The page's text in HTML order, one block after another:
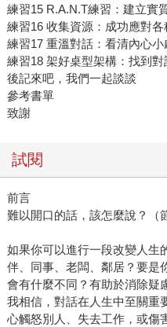
練習15 R.A.N.T練習：建立實
練習16 收集資源：成功應對各
練習17 重溫對話：看清內心小
練習18 架好桌型架構：找到
後記來吧，我們一起談談
參考書單
致謝
試閱
前言
難以開口的話，該怎麼說？（
如果你可以進行一段改變人生
伴、同事、老闆、鄰居？要是
會有什麼不同？有助於消除疑
我相信，對話在人生中至關重
心觸怒別人、失去工作，或傷